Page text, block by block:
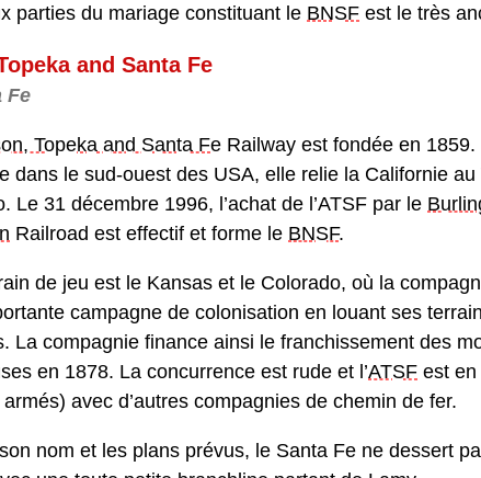
parties du mariage constituant le BNSF est le très
and Santa Fe
Fe
Topeka and Santa Fe Railway est fondée en
dans le sud-ouest des USA, elle relie la Californie au
Le 31 décembre 1996, l’achat de l’ATSF par le
Railroad est effectif et forme le BNSF.
de jeu est le Kansas et le Colorado, où la
campagne de colonisation en louant ses
La compagnie finance ainsi le franchissement des
en 1878. La concurrence est rude et l’ATSF est
avec d’autres compagnies de chemin de fer.
nom et les plans prévus, le Santa Fe ne dessert